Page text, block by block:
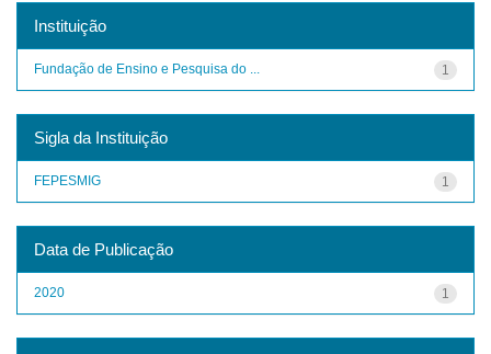
Instituição
1
Fundação de Ensino e Pesquisa do ...
Sigla da Instituição
1
FEPESMIG
Data de Publicação
1
2020